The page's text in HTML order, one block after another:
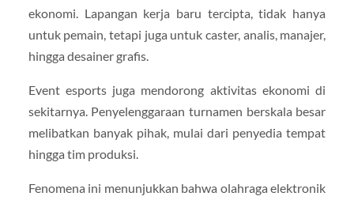
ekonomi. Lapangan kerja baru tercipta, tidak hanya
untuk pemain, tetapi juga untuk caster, analis, manajer,
hingga desainer grafis.
Event esports juga mendorong aktivitas ekonomi di
sekitarnya. Penyelenggaraan turnamen berskala besar
melibatkan banyak pihak, mulai dari penyedia tempat
hingga tim produksi.
Fenomena ini menunjukkan bahwa olahraga elektronik